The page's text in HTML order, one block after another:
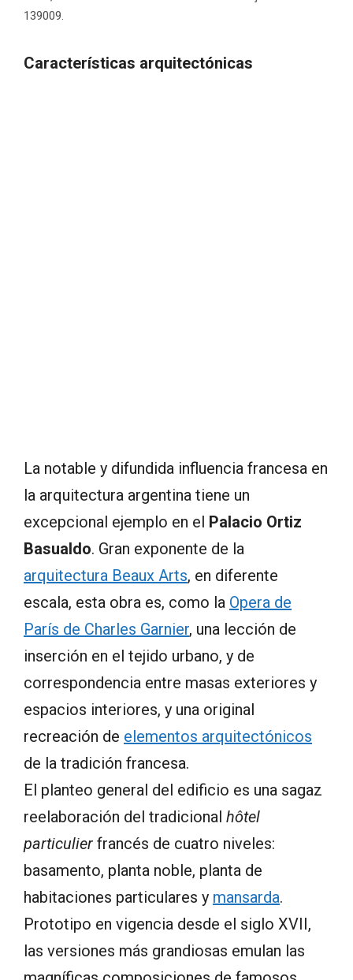
139009.
Características arquitectónicas
La notable y difundida influencia francesa en
la arquitectura argentina tiene un
excepcional ejemplo en el Palacio Ortiz
Basualdo. Gran exponente de la
arquitectura Beaux Arts, en diferente
escala, esta obra es, como la Opera de
París de Charles Garnier, una lección de
inserción en el tejido urbano, y de
correspondencia entre masas exteriores y
espacios interiores, y una original
recreación de elementos arquitectónicos
de la tradición francesa.
El planteo general del edificio es una sagaz
reelaboración del tradicional hôtel
particulier francés de cuatro niveles:
basamento, planta noble, planta de
habitaciones particulares y mansarda.
Prototipo en vigencia desde el siglo XVII,
las versiones más grandiosas emulan las